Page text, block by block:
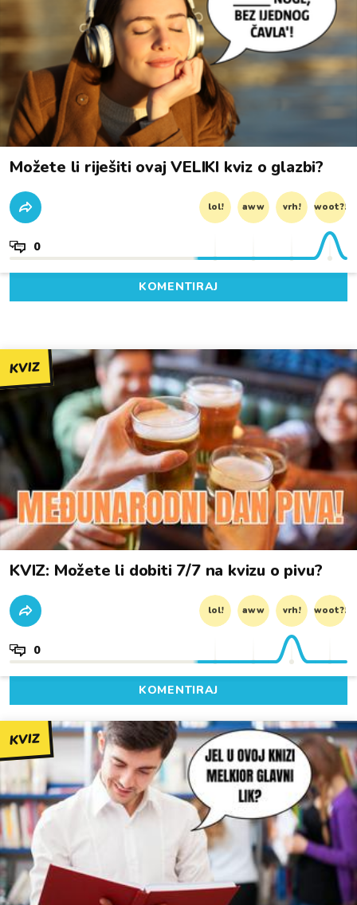
Možete li riješiti ovaj VELIKI kviz o glazbi?
lol! aww vrh! woot?!
0
KOMENTIRAJ
KVIZ
KVIZ: Možete li dobiti 7/7 na kvizu o pivu?
lol! aww vrh! woot?!
0
KOMENTIRAJ
KVIZ